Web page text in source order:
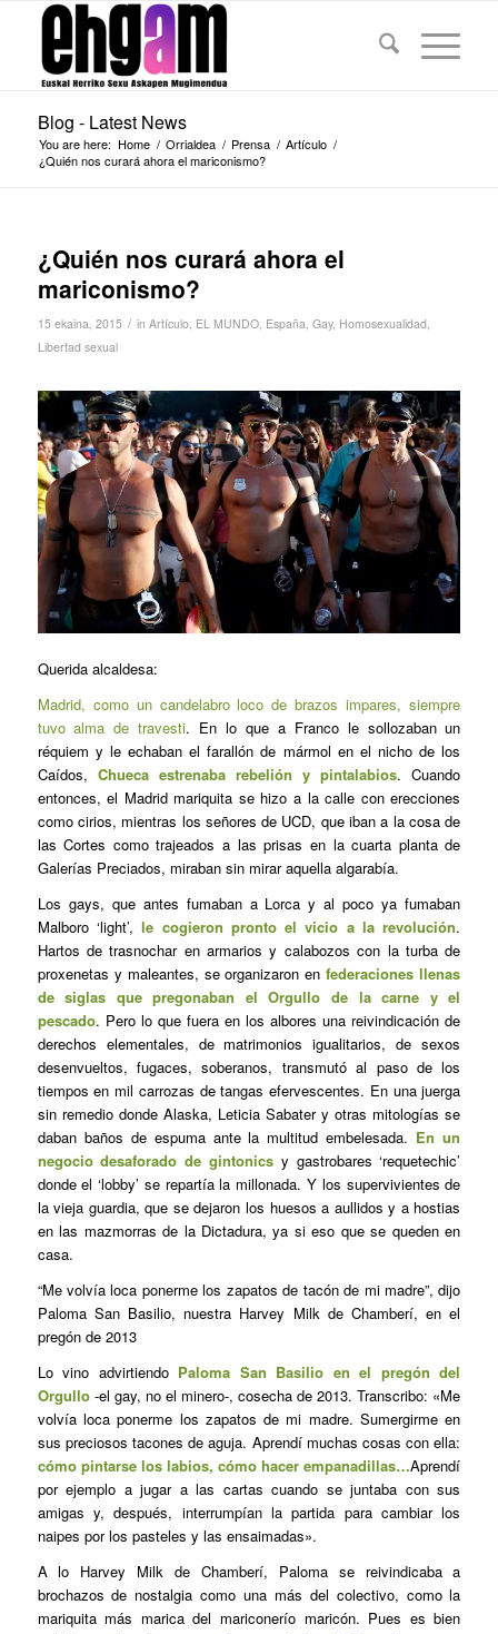
Blog - Latest News
You are here: Home / Orrialdea / Prensa / Artículo /
¿Quién nos curará ahora el mariconismo?
¿Quién nos curará ahora el
mariconismo?
15 ekaina, 2015 / in Artículo, EL MUNDO, España, Gay, Homosexualidad,
Libertad sexual
Querida alcaldesa:
Madrid, como un candelabro loco de brazos impares, siempre
tuvo alma de travesti. En lo que a Franco le sollozaban un
réquiem y le echaban el farallón de mármol en el nicho de los
Caídos, Chueca estrenaba rebelión y pintalabios. Cuando
entonces, el Madrid mariquita se hizo a la calle con erecciones
como cirios, mientras los señores de UCD, que iban a la cosa de
las Cortes como trajeados a las prisas en la cuarta planta de
Galerías Preciados, miraban sin mirar aquella algarabía.
Los gays, que antes fumaban a Lorca y al poco ya fumaban
Malboro ‘light’,le cogieron pronto el vicio a la revolución.
Hartos de trasnochar en armarios y calabozos con la turba de
proxenetas y maleantes, se organizaron enfederaciones llenas
de siglas que pregonaban el Orgullo de la carne y el
pescado. Pero lo que fuera en los albores una reivindicación de
derechos elementales, de matrimonios igualitarios, de sexos
desenvueltos, fugaces, soberanos, transmutó al paso de los
tiempos en mil carrozas de tangas efervescentes. En una juerga
sin remedio donde Alaska, Leticia Sabater y otras mitologías se
daban baños de espuma ante la multitud embelesada. En un
negocio desaforado de gintonics y gastrobares ‘requetechic’
donde el ‘lobby’ se repartía la millonada. Y los supervivientes de
la vieja guardia, que se dejaron los huesos a aullidos y a hostias
en las mazmorras de la Dictadura, ya si eso que se queden en
casa.
“Me volvía loca ponerme los zapatos de tacón de mi madre”, dijo
Paloma San Basilio, nuestra Harvey Milk de Chamberí, en el
pregón de 2013
Lo vino advirtiendo Paloma San Basilio en el pregón del
Orgullo-el gay, no el minero-, cosecha de 2013. Transcribo: «Me
volvía loca ponerme los zapatos de mi madre. Sumergirme en
sus preciosos tacones de aguja. Aprendí muchas cosas con ella:
cómo pintarse los labios, cómo hacer empanadillas…Aprendí
por ejemplo a jugar a las cartas cuando se juntaba con sus
amigas y, después, interrumpían la partida para cambiar los
naipes por los pasteles y las ensaimadas».
A lo Harvey Milk de Chamberí, Paloma se reivindicaba a
brochazos de nostalgia como una más del colectivo, como la
mariquita más marica del mariconerío maricón. Pues es bien